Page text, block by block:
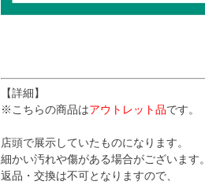
【詳細】
※こちらの商品はアウトレット品です。
店頭で展示していたものになります。
細かい汚れや傷がある場合がございます。
返品・交換は不可となりますので、